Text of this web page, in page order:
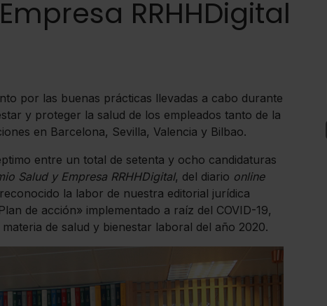
RRHHDigital
por las buenas prácticas llevadas a cabo durante
y proteger la salud de los empleados tanto de la
en Barcelona, Sevilla, Valencia y Bilbao.
entre un total de setenta y ocho candidaturas
Salud y Empresa RRHHDigital, del diario online
la labor de nuestra editorial jurídica
de acción» implementado a raíz del COVID-19,
de salud y bienestar laboral del año 2020.